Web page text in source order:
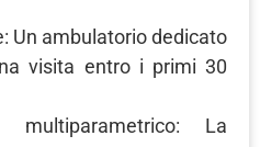
Un ambulatorio dedicato
visita entro i primi 30
multiparametrico: La